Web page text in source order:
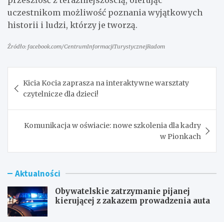
uczestnikom możliwość poznania wyjątkowych
historii i ludzi, którzy je tworzą.
Źródło: facebook.com/CentrumInformacjiTurystycznejRadom
wpisu
Kicia Kocia zaprasza na interaktywne warsztaty
czytelnicze dla dzieci!
Komunikacja w oświacie: nowe szkolenia dla kadry
w Pionkach
Aktualności
Obywatelskie zatrzymanie pijanej
kierującej z zakazem prowadzenia auta